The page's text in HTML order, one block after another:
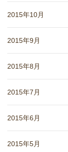
2015年10月
2015年9月
2015年8月
2015年7月
2015年6月
2015年5月